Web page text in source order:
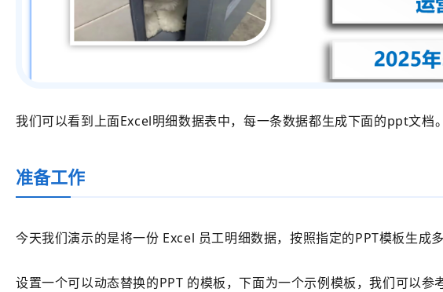
我们可以看到上面Excel明细数据表中，每一条数据都生成下面的ppt文档。
准备工作
今天我们演示的是将一份 Excel 员工明细数据，按照指定的PPT模板生成
设置一个可以动态替换的PPT 的模板，下面为一个示例模板，我们可以参